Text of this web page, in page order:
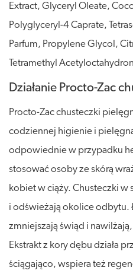
Extract, Glyceryl Oleate,
Polyglyceryl-4 Caprate,
Parfum, Propylene Glycol,
Tetramethyl
Działanie Procto-Zac
Procto-Zac chusteczki
codziennej higienie i
odpowiednie w przypadku
stosować osoby ze skórą
kobiet w ciąży. Chusteczki w
i odświeżają okolice odbytu.
zmniejszają świąd i
Ekstrakt z kory dębu działa
ściągająco, wspiera też